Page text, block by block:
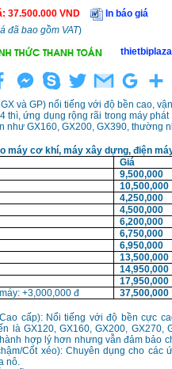
: 37.500.000VND
In báo giá
đã bao gồm VAT)
và GP) nổi tiếng với độ bền cao,
thì, ứng dụng rộng rãi trong máy
GX160, GX200, GX390, thường
máy cơ khí, máy xây dựng, điện
Giá
9,500,000
10,500,000
4,250,000
4,500,000
6,200,000
6,750,000
6,950,000
13,500,000
14,950,000
17,950,000
+3,000,000 đ
37,500,000
cấp): Nổi tiếng với độ bền cực
là GX120, GX160, GX200, GX270,
hợp lý hơn nhưng vẫn đảm bảo
Cốt xéo): Chuyên dụng cho các
nô.